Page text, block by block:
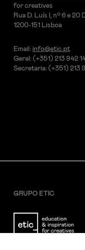
for creatives
Rua D. Luís I, nº 6 e 20
1200-151 Lisboa
Email: info@etic.pt
Geral: (+351) 213 942
Secretaria: (+351) 213
GRUPO ETIC